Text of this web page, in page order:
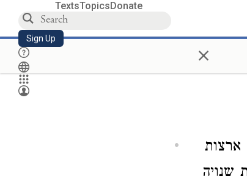
TextsTopicsDonate
Sign Up ×
ארצות
שנויה